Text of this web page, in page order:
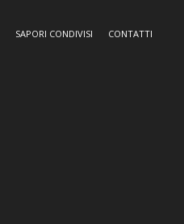
SAPORI CONDIVISI
CONTATTI